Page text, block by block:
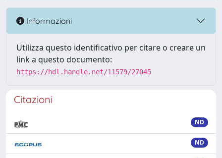
Informazioni
Utilizza questo identificativo per citare o creare un
link a questo documento:
https://hdl.handle.net/11579/27045
Citazioni
ND
ND